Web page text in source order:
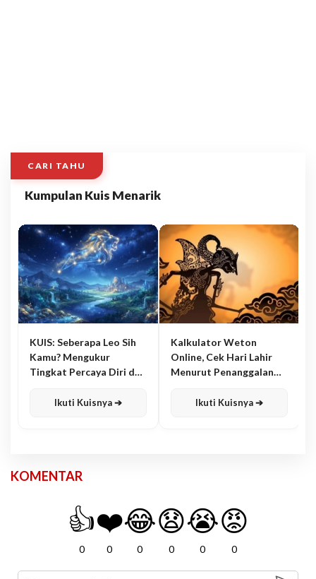
CARI TAHU
Kumpulan Kuis Menarik
KUIS: Seberapa Leo Sih
Kamu? Mengukur
Tingkat Percaya Diri dan
Ikuti Kuisnya ➔
Kalkulator Weton
Online, Cek Hari Lahir
Menurut Penanggalan
Ikuti Kuisnya ➔
KOMENTAR
👍
0
❤️
0
😂
0
😧
0
😭
0
😡
0